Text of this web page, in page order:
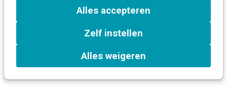
Alles accepteren
Zelf instellen
Alles weigeren
Van Ambtenaarees naar
mensentaal: de
schrijfstijlgids van Bornem